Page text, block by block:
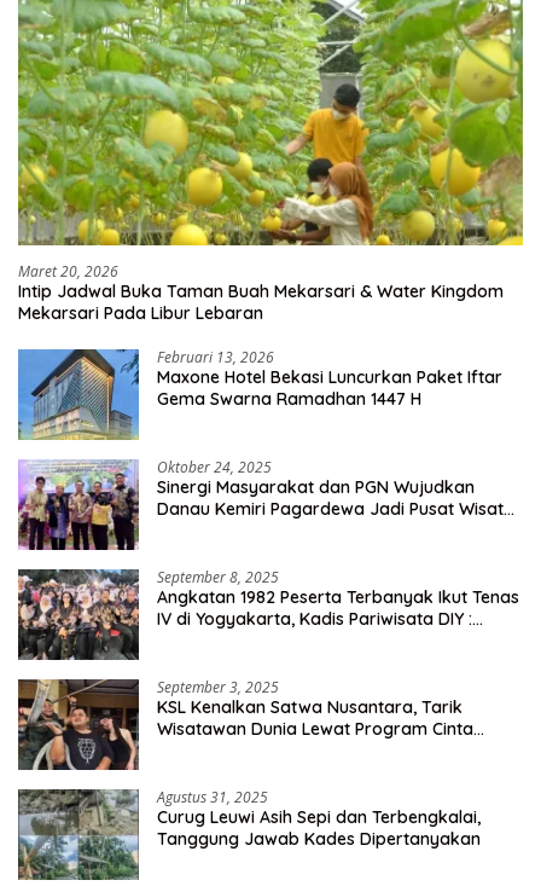
Maret 20, 2026
Intip Jadwal Buka Taman Buah Mekarsari & Water Kingdom
Mekarsari Pada Libur Lebaran
Februari 13, 2026
Maxone Hotel Bekasi Luncurkan Paket Iftar
Gema Swarna Ramadhan 1447 H
Oktober 24, 2025
Sinergi Masyarakat dan PGN Wujudkan
Danau Kemiri Pagardewa Jadi Pusat Wisata
September 8, 2025
Angkatan 1982 Peserta Terbanyak Ikut Tenas
IV di Yogyakarta, Kadis Pariwisata DIY :
September 3, 2025
KSL Kenalkan Satwa Nusantara, Tarik
Wisatawan Dunia Lewat Program Cinta
Agustus 31, 2025
Curug Leuwi Asih Sepi dan Terbengkalai,
Tanggung Jawab Kades Dipertanyakan